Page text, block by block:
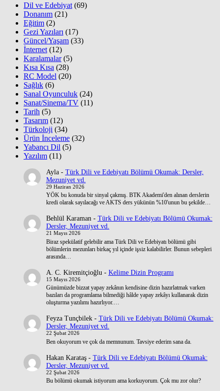
Dil ve Edebiyat (69)
Donanım (21)
Eğitim (2)
Gezi Yazıları (17)
Güncel/Yaşam (33)
İnternet (12)
Karalamalar(5)
Kısa Kısa (28)
RC Model (20)
Sağlık (6)
Sanal Oyunculuk (24)
Sanat/Sinema/TV (11)
Tarih (5)
Tasarım (12)
Türkoloji (34)
Ürün İnceleme (32)
Yabancı Dil (5)
Yazılım (11)
Ayla- Türk Dili ve Edebiyatı Bölümü Okumak: Dersler,
Mezuniyet vd.
29 Haziran 2026
YÖK bu konuda bir sinyal çakmış. BTK Akademi'den alınan derslerin
kredi olarak sayılacağı ve AKTS ders yükünün %10'unun bu şekilde…
Behlül Karaman- Türk Dili ve Edebiyatı Bölümü Okumak:
Dersler, Mezuniyet vd.
21 Mayıs 2026
Biraz spekülatif gelebilir ama Türk Dili ve Edebiyatı bölümü gibi
bölümlerin mezunları birkaç yıl içinde işsiz kalabilirler. Bunun sebepleri
arasında…
A. C. Kiremitçioğlu - Kelime Dizin Programı
15 Mayıs 2026
Günümüzde bizzat yapay zekânın kendisine dizin hazırlatmak varken
bazıları da programlama bilmediği hâlde yapay zekâyı kullanarak dizin
oluşturma yazılımı hazırlıyor.…
Feyza Tunçbilek- Türk Dili ve Edebiyatı Bölümü Okumak:
Dersler, Mezuniyet vd.
22 Şubat 2026
Ben okuyorum ve çok da memnunum. Tavsiye ederim sana da.
Hakan Karataş- Türk Dili ve Edebiyatı Bölümü Okumak:
Dersler, Mezuniyet vd.
22 Şubat 2026
Bu bölümü okumak istiyorum ama korkuyorum. Çok mu zor olur?